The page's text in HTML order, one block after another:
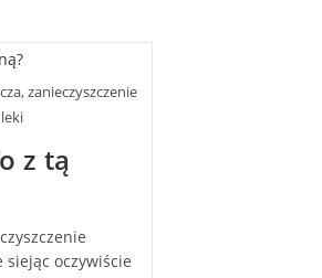
zanieczyszczenie
z tą
oczywiście